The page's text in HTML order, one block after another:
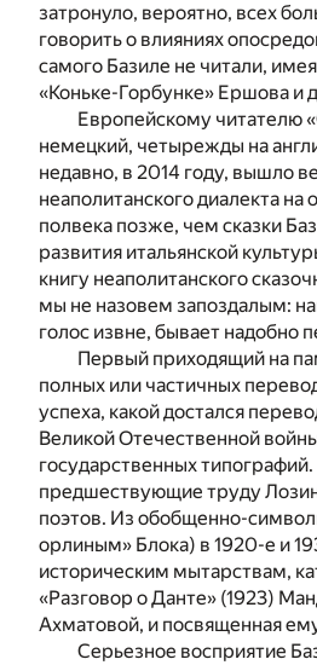
затронуло, вероятно, всех
говорить о влияниях
самого Базиле не читали,
«Коньке-Горбунке» Ершова и
Европейскому читателю
немецкий, четырежды на
недавно, в 2014 году, вышло
неаполитанского диалекта
полвека позже, чем сказки
развития итальянской
книгу неаполитанского
мы не назовем запоздалым:
голос извне, бывает надобно
Первый приходящий на
полных или частичных
успеха, какой достался
Великой Отечественной
государственных
предшествующие труду
поэтов. Из обобщенно-
орлиным» Блока) в 1920-е и
историческим мытарствам,
«Разговор о Данте» (1923)
Ахмато­вой, и посвященная
Серьезное восприятие